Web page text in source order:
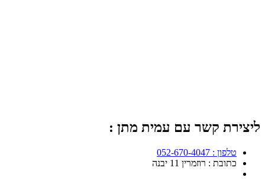
ליצירת קשר עם עמית מתן :
טלפון : 052-670-4047
כתובת : רוזמרין 11 יבנה